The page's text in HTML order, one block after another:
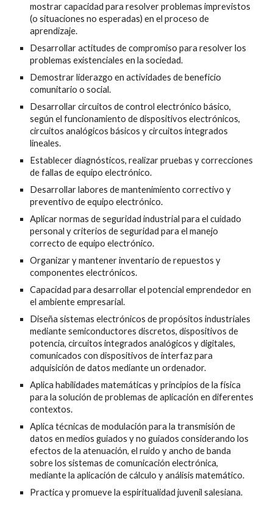
mostrar capacidad para resolver problemas imprevistos
(o situaciones no esperadas) en el proceso de
aprendizaje.
Desarrollar actitudes de compromiso para resolver los
problemas existenciales en la sociedad.
Demostrar liderazgo en actividades de beneficio
comunitario o social.
Desarrollar circuitos de control electrónico básico,
según el funcionamiento de dispositivos electrónicos,
circuitos analógicos básicos y circuitos integrados
lineales.
Establecer diagnósticos, realizar pruebas y correcciones
de fallas de equipo electrónico.
Desarrollar labores de mantenimiento correctivo y
preventivo de equipo electrónico.
Aplicar normas de seguridad industrial para el cuidado
personal y criterios de seguridad para el manejo
correcto de equipo electrónico.
Organizar y mantener inventario de repuestos y
componentes electrónicos.
Capacidad para desarrollar el potencial emprendedor en
el ambiente empresarial.
Diseña sistemas electrónicos de propósitos industriales
mediante semiconductores discretos, dispositivos de
potencia, circuitos integrados analógicos y digitales,
comunicados con dispositivos de interfaz para
adquisición de datos mediante un ordenador.
Aplica habilidades matemáticas y principios de la física
para la solución de problemas de aplicación en diferentes
contextos.
Aplica técnicas de modulación para la transmisión de
datos en medios guiados y no guiados considerando los
efectos de la atenuación, el ruido y ancho de banda
sobre los sistemas de comunicación electrónica,
mediante la aplicación de cálculo y análisis matemático.
Practica y promueve la espiritualidad juvenil salesiana.